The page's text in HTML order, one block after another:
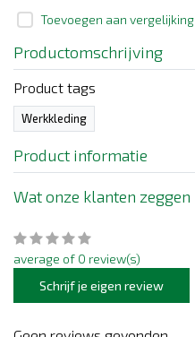
Toevoegen aan vergelijking
Productomschrijving
Product tags
Werkkleding
Product informatie
Wat onze klanten zeggen
average of 0 review(s)
Schrijf je eigen review